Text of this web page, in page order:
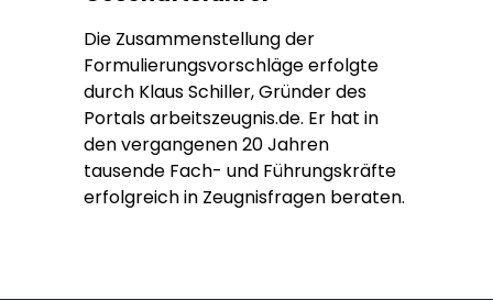
Die Zusammenstellung der
Formulierungsvorschläge erfolgte
durch Klaus Schiller, Gründer des
Portals arbeitszeugnis.de. Er hat in
den vergangenen 20 Jahren
tausende Fach- und Führungskräfte
erfolgreich in Zeugnisfragen beraten.